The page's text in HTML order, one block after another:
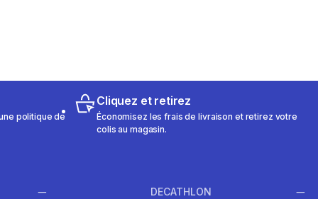
politique de
Cliquez et retirez
Économisez les frais de livraison et retirez votre
colis au magasin.
DECATHLON